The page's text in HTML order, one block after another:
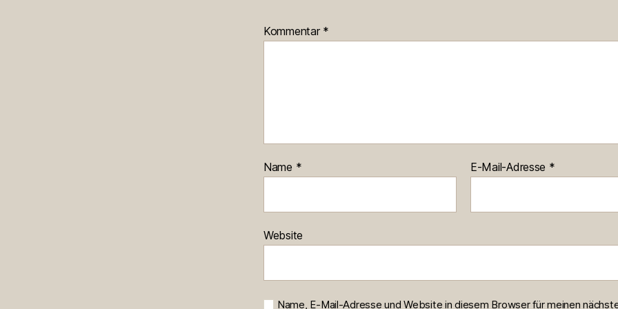
Kommentar *
Name * E-Mail-Adresse *
Website
Name, E-Mail-Adresse und Website in diesem Browser für meinen